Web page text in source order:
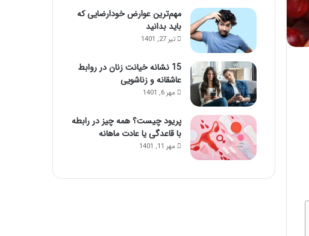
مهم‌ترین عوارض خودارضایی که
باید بدانید
تیر 27, 1401
15 نشانه خیانت زنان در روابط
عاشقانه و زناشویی
مهر 6, 1401
پریود چیست؟ همه چیز در رابطه
با قاعدگی یا عادت ماهانه
مهر 11, 1401